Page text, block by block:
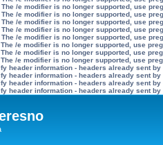
The /e modifier is no longer supported, use
The /e modifier is no longer supported, use
The /e modifier is no longer supported, use
The /e modifier is no longer supported, use
The /e modifier is no longer supported, use
/e modifier is no longer supported, use
/e modifier is no longer supported, use
/e modifier is no longer supported, use
header information - headers already sent
header information - headers already sent
header information - headers already sent
header information - headers already sent